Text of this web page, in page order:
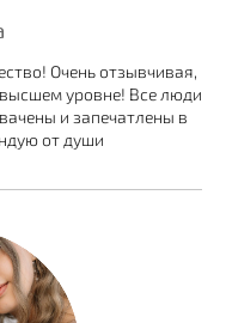
Очень отзывчивая,
уровне! Все люди
и запечатлены в
от души